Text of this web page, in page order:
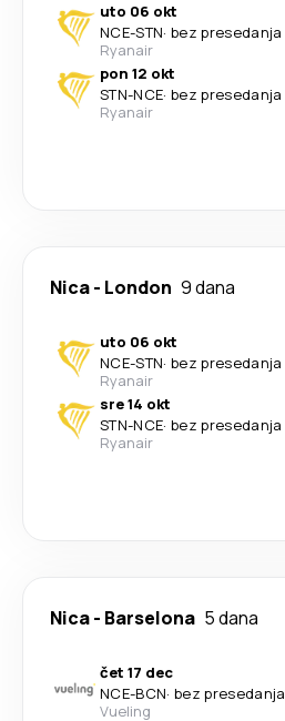
uto 06 okt
NCE-STN· bez presedanja
Ryanair
pon 12 okt
STN-NCE· bez presedanja
Ryanair
Nica- London 9 dana
uto 06 okt
NCE-STN· bez presedanja
Ryanair
sre 14 okt
STN-NCE· bez presedanja
Ryanair
Nica- Barselona 5 dana
čet 17 dec
NCE-BCN· bez presedanja
Vueling